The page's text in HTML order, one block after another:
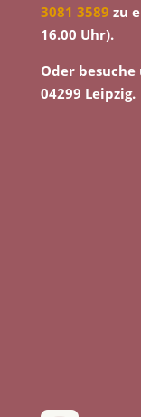
3081 3589 zu
16.00 Uhr).
Oder besuche
04299 Leipzig.